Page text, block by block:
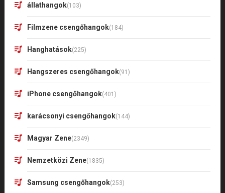
állathangok(103)
Filmzene csengőhangok(184)
Hanghatások(225)
Hangszeres csengőhangok(91)
iPhone csengőhangok(401)
karácsonyi csengőhangok(144)
Magyar Zene(2349)
Nemzetközi Zene(1835)
Samsung csengőhangok(253)